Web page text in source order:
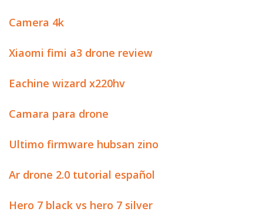
Camera 4k
Xiaomi fimi a3 drone review
Eachine wizard x220hv
Camara para drone
Ultimo firmware hubsan zino
Ar drone 2.0 tutorial español
Hero 7 black vs hero 7 silver